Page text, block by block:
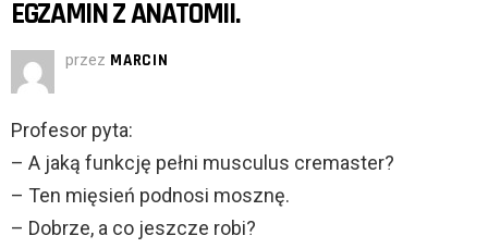
EGZAMIN Z ANATOMII.
przez MARCIN
Profesor pyta:
– A jaką funkcję pełni musculus cremaster?
– Ten mięsień podnosi mosznę.
– Dobrze, a co jeszcze robi?